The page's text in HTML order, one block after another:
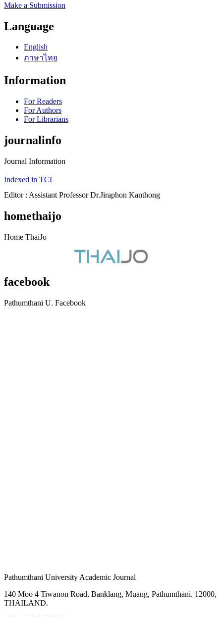
Make a Submission
Language
English
ภาษาไทย
Information
For Readers
For Authors
For Librarians
journalinfo
Journal Information
Indexed in TCI
Editor : Assistant Professor Dr.Jiraphon Kanthong
homethaijo
Home ThaiJo
facebook
Pathumthani U. Facebook
Pathumthani University Academic Journal
140 Moo 4 Tiwanon Road, Banklang, Muang, Pathumthani. 12000,
THAILAND.